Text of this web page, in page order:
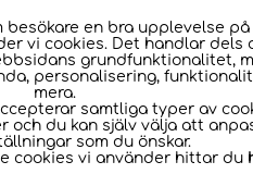
besökare en bra upplevelse på
vi cookies. Det handlar dels
grundfunktionalitet,
personalisering,
mera.
samtliga typer av
och du kan själv välja att
som du önskar.
cookies vi använder hittar du